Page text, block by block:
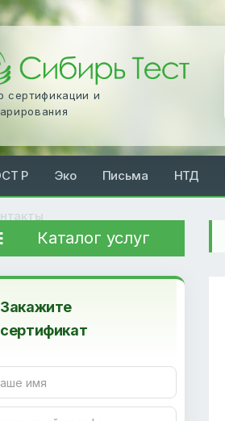
сертификации и
Р Эко Письма НТД
Каталог услуг
Закажите
сертификат